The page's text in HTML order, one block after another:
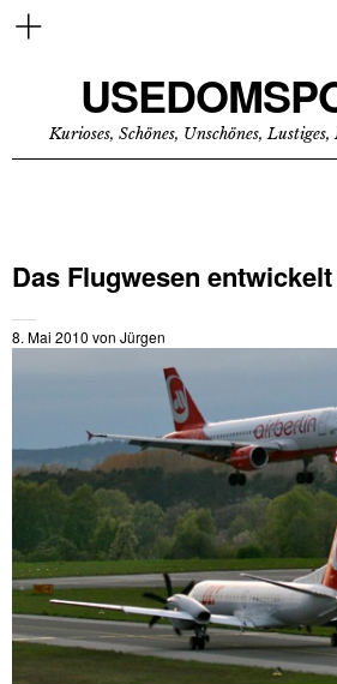
Kurioses, Schönes, Unschönes,
Das Flugwesen
8. Mai 2010 von Jürgen